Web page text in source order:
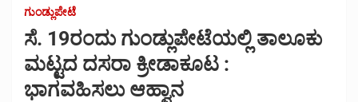
ಗುಂಡ್ಲುಪೇಟೆ
ಸೆ. 19ರಂದು ಗುಂಡ್ಲುಪೇಟೆಯಲ್ಲಿ ತಾಲೂಕು
ಮಟ್ಟದ ದಸರಾ ಕ್ರೀಡಾಕೂಟ :
ಭಾಗವಹಿಸಲು ಆಹ್ವಾನ